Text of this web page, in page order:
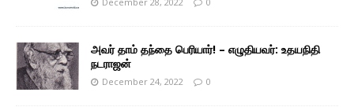
அவர் தாம் தந்தை பெரியார்! – எழுதியவர்: உதயநிதி
நடராஜன்
December 24, 2022 0